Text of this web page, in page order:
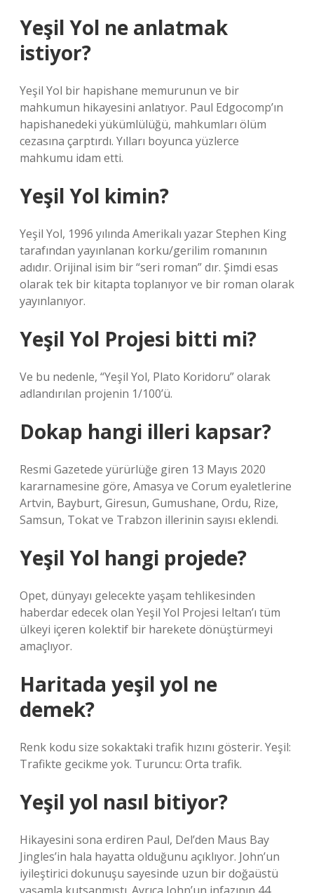
Yeşil Yol ne anlatmak
istiyor?
Yeşil Yol bir hapishane memurunun ve bir
mahkumun hikayesini anlatıyor. Paul Edgocomp’ın
hapishanedeki yükümlülüğü, mahkumları ölüm
cezasına çarptırdı. Yılları boyunca yüzlerce
mahkumu idam etti.
Yeşil Yol kimin?
Yeşil Yol, 1996 yılında Amerikalı yazar Stephen King
tarafından yayınlanan korku/gerilim romanının
adıdır. Orijinal isim bir “seri roman” dır. Şimdi esas
olarak tek bir kitapta toplanıyor ve bir roman olarak
yayınlanıyor.
Yeşil Yol Projesi bitti mi?
Ve bu nedenle, “Yeşil Yol, Plato Koridoru” olarak
adlandırılan projenin 1/100’ü.
Dokap hangi illeri kapsar?
Resmi Gazetede yürürlüğe giren 13 Mayıs 2020
kararnamesine göre, Amasya ve Corum eyaletlerine
Artvin, Bayburt, Giresun, Gumushane, Ordu, Rize,
Samsun, Tokat ve Trabzon illerinin sayısı eklendi.
Yeşil Yol hangi projede?
Opet, dünyayı gelecekte yaşam tehlikesinden
haberdar edecek olan Yeşil Yol Projesi Ieltan’ı tüm
ülkeyi içeren kolektif bir harekete dönüştürmeyi
amaçlıyor.
Haritada yeşil yol ne
demek?
Renk kodu size sokaktaki trafik hızını gösterir. Yeşil:
Trafikte gecikme yok. Turuncu: Orta trafik.
Yeşil yol nasıl bitiyor?
Hikayesini sona erdiren Paul, Del’den Maus Bay
Jingles’in hala hayatta olduğunu açıklıyor. John’un
iyileştirici dokunuşu sayesinde uzun bir doğaüstü